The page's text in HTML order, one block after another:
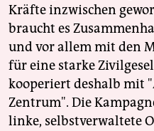
Kräfte inzwischen
braucht es
und vor allem mit den
für eine starke
kooperiert deshalb mit
Zentrum". Die
linke, selbstverwaltete